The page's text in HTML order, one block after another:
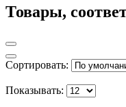
Товары,
Сортировать:
Показывать: